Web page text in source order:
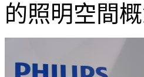
的照明空間